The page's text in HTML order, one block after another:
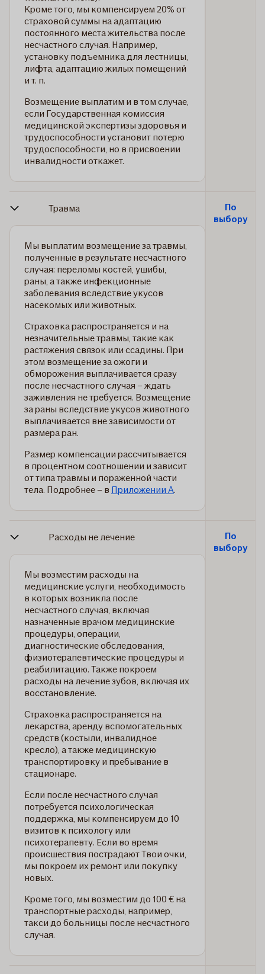
Кроме того, мы компенсируем 20% от
страховой суммы на адаптацию
постоянного места жительства после
несчастного случая. Например,
установку подъемника для лестницы,
лифта, адаптацию жилых помещений
и т. п.
Возмещение выплатим и в том случае,
если Государственная комиссия
медицинской экспертизы здоровья и
трудоспособности установит потерю
трудоспособности, но в присвоении
инвалидности откажет.
Травма
Мы выплатим возмещение за травмы,
полученные в результате несчастного
случая: переломы костей, ушибы,
раны, а также инфекционные
заболевания вследствие укусов
насекомых или животных.
Страховка распространяется и на
незначительные травмы, такие как
растяжения связок или ссадины. При
этом возмещение за ожоги и
обморожения выплачивается сразу
после несчастного случая – ждать
заживления не требуется. Возмещение
за раны вследствие укусов животного
выплачивается вне зависимости от
размера ран.
Размер компенсации рассчитывается
в процентном соотношении и зависит
от типа травмы и пораженной части
тела. Подробнее – в Приложении A.
По
выбору
Расходы не лечение
Мы возместим расходы на
медицинские услуги, необходимость
в которых возникла после
несчастного случая, включая
назначенные врачом медицинские
процедуры, операции,
диагностические обследования,
физиотерапевтические процедуры и
реабилитацию. Также покроем
расходы на лечение зубов, включая их
восстановление.
Страховка распространяется на
лекарства, аренду вспомогательных
средств (костыли, инвалидное
кресло), а также медицинскую
транспортировку и пребывание в
стационаре.
Если после несчастного случая
потребуется психологическая
поддержка, мы компенсируем до 10
визитов к психологу или
психотерапевту. Если во время
происшествия пострадают Твои очки,
мы покроем их ремонт или покупку
новых.
Кроме того, мы возместим до 100 € на
транспортные расходы, например,
такси до больницы после несчастного
случая.
По
выбору